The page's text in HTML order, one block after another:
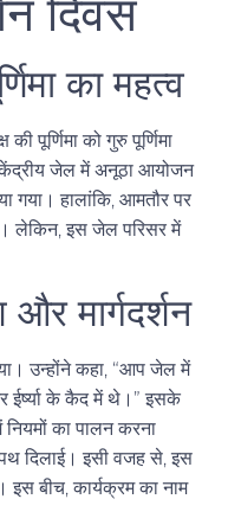
दिवस
का महत्व
पूर्णिमा कोगुरु पूर्णिमा
जेलमें अनूठा आयोजन
गया। हालांकि, आमतौर पर
लेकिन, इस जेल परिसर में
मार्गदर्शन
उन्होंने कहा, “आप जेल में
ईर्ष्या के कैद में थे।” इसके
का पालन करना
दिलाई। इसी वजह से, इस
इस बीच, कार्यक्रम का नाम